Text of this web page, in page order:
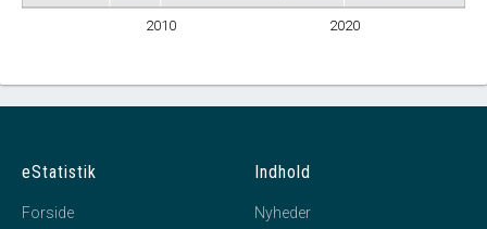
2010 2020
eStatistik
Forside
Indhold
Nyheder